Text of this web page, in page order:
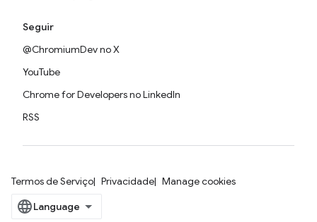
Seguir
@ChromiumDev no X
YouTube
Chrome for Developers no LinkedIn
RSS
Termos de Serviço Privacidade Manage cookies